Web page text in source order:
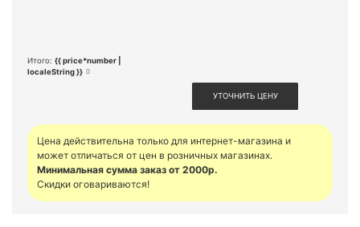
Итого: {{ price*number |
localeString }}
УТОЧНИТЬ ЦЕНУ
Цена действительна только для интернет-магазина и
может отличаться от цен в розничных магазинах.
Минимальная сумма заказ от 2000р.
Скидки оговариваются!